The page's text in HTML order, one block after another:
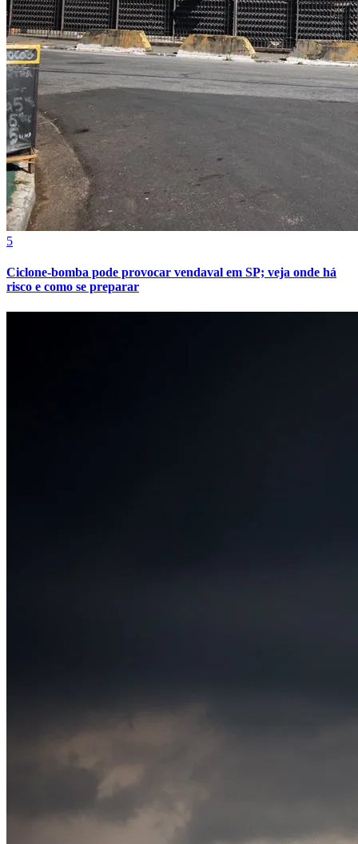
Athletico-PR
5
Ciclone-bomba pode provocar vendaval em SP; veja onde há
risco e como se preparar